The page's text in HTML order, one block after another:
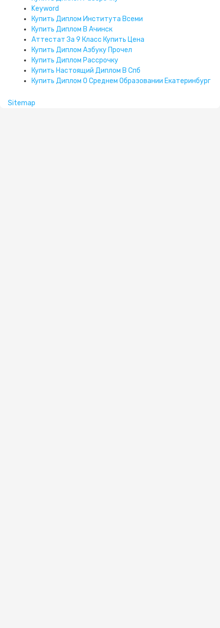
Keyword
Купить Диплом Института Всеми
Купить Диплом В Ачинск
Аттестат За 9 Класс Купить Цена
Купить Диплом Азбуку Прочел
Купить Диплом Рассрочку
Купить Настоящий Диплом В Спб
Купить Диплом О Среднем Образовании Екатеринбург
Sitemap